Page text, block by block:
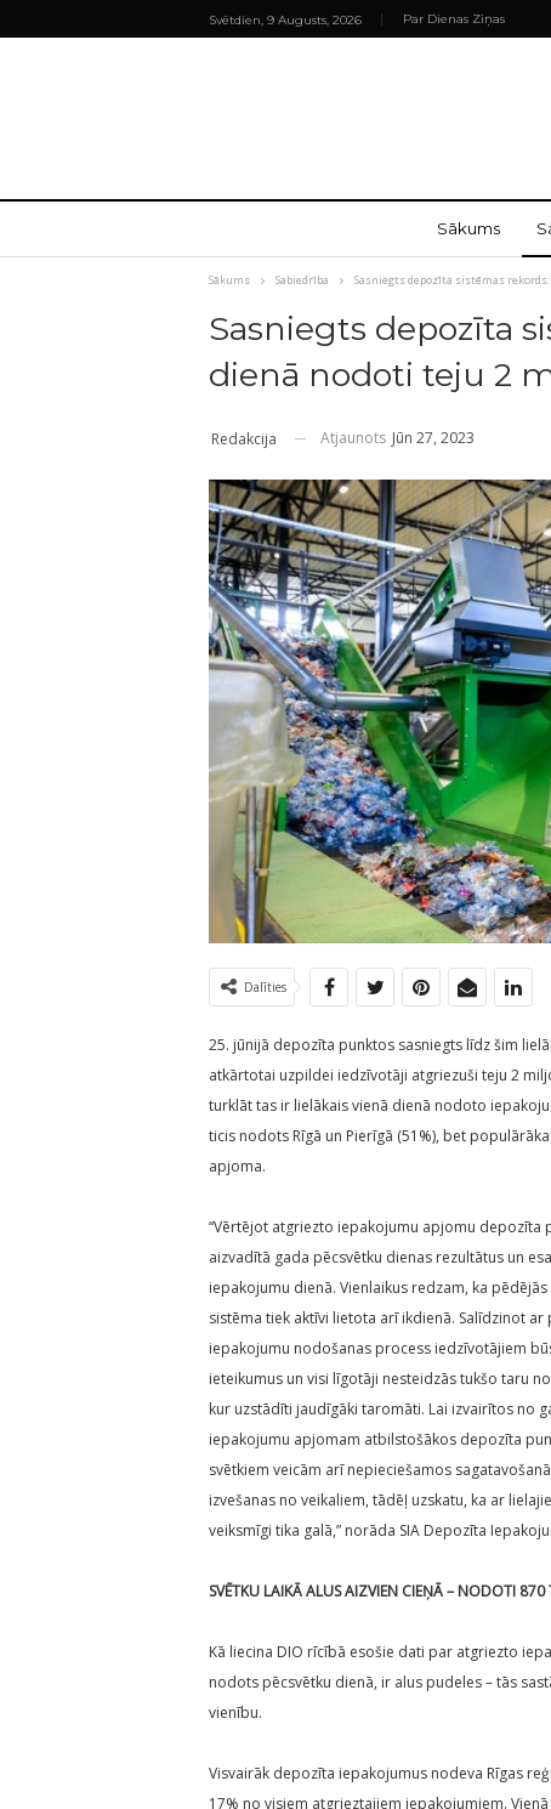
Svētdien, 9 Augusts, 2026 Par Dienas Ziņas
Sākums
Sākums Sabiedrība Sasniegts depozīta sistēmas
Sasniegts depozīta
dienā nodoti teju 2
Redakcija Atjaunots Jūn 27, 2023
Dalīties
25. jūnijā depozīta punktos sasniegts līdz šim
atkārtotai uzpildei iedzīvotāji atgriezuši teju 2
turklāt tas ir lielākais vienā dienā nodoto
ticis nodots Rīgā un Pierīgā (51%), bet
apjoma.
“Vērtējot atgriezto iepakojumu apjomu depozīta
aizvadītā gada pēcsvētku dienas rezultātus un
iepakojumu dienā. Vienlaikus redzam, ka
sistēma tiek aktīvi lietota arī ikdienā. Salīdzinot
iepakojumu nodošanas process iedzīvotājiem
ieteikumus un visi līgotāji nesteidzās tukšo taru
kur uzstādīti jaudīgāki taromāti. Lai izvairītos no
iepakojumu apjomam atbilstošākos depozīta
svētkiem veicām arī nepieciešamos
izvešanas no veikaliem, tādēļ uzskatu, ka ar
veiksmīgi tika galā,” norāda SIA Depozīta
SVĒTKU LAIKĀ ALUS AIZVIEN CIEŅĀ – NODOTI 870
Kā liecina DIO rīcībā esošie dati par atgriezto
nodots pēcsvētku dienā, ir alus pudeles – tās
vienību.
Visvairāk depozīta iepakojumus nodeva Rīgas
17% no visiem atgrieztajiem iepakojumiem.